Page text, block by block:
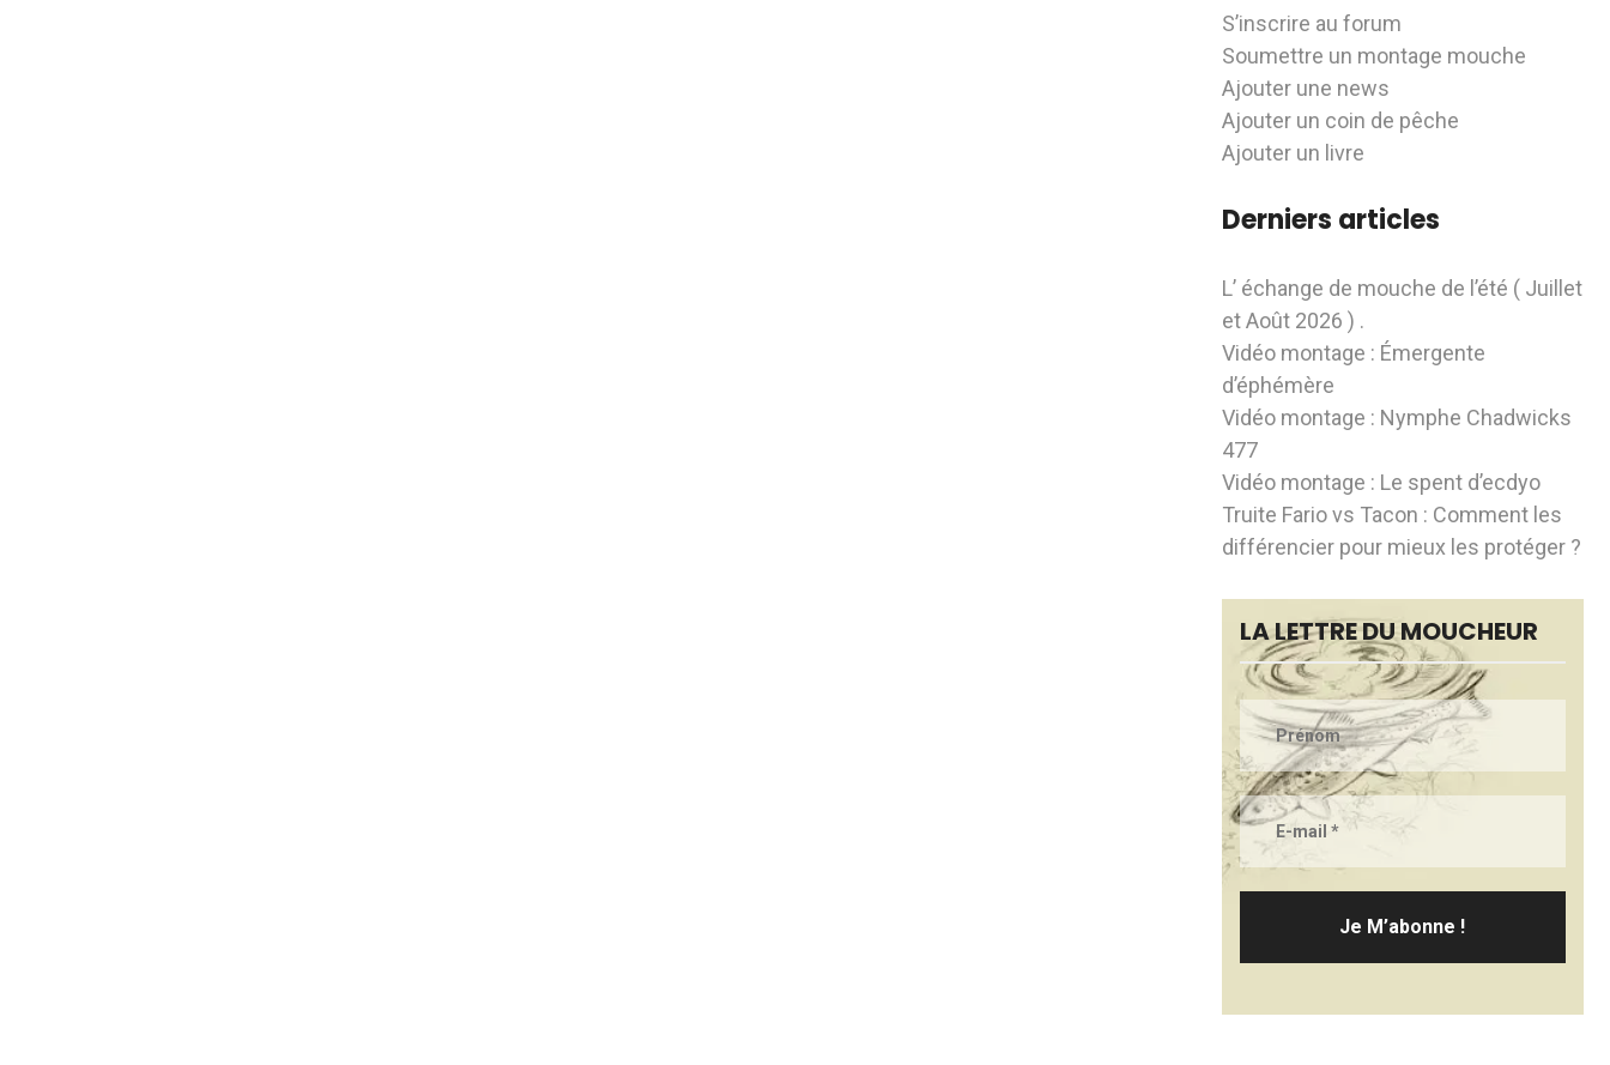
S’inscrire au forum
Soumettre un montage mouche
Ajouter une news
Ajouter un coin de pêche
Ajouter un livre
Derniers articles
L’ échange de mouche de l’été ( Juillet
et Août 2026 ) .
Vidéo montage : Émergente
d’éphémère
Vidéo montage : Nymphe Chadwicks
477
Vidéo montage : Le spent d’ecdyo
Truite Fario vs Tacon : Comment les
différencier pour mieux les protéger ?
LA LETTRE DU MOUCHEUR